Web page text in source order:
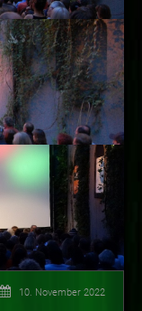
10. November 2022